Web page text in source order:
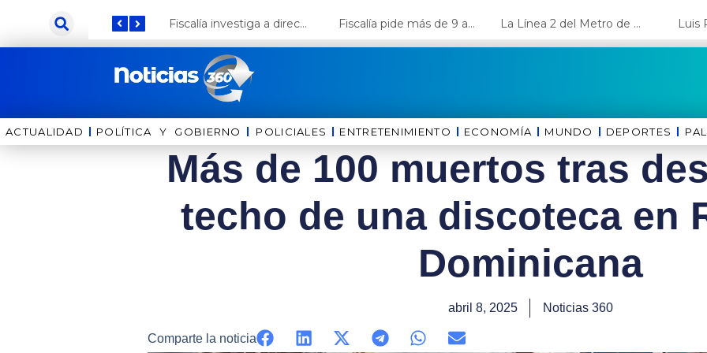
contenido
Fiscalía investiga a director de la Bella Luz por presunto abuso contra cantante Naldy Saldaña Fiscalía pide más de 9 años de cárcel para el diputado de oposición Harvey Colchado La Línea 2 del Metro de Lima y el Ramal 4 alcanzan un avance del 80%
ACTUALIDAD POLÍTICA Y GOBIERNO ⁠⁠POLICIALES ENTRETENIMIENTO ECONOMÍA MUNDO DEPORTES
Más de 100 muertos tras
techo de una discoteca en
Dominicana
abril 8, 2025 Noticias 360
Comparte la noticia